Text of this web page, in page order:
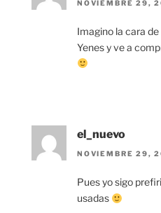
NOVIEMBRE 29,
Imagino la cara
Yenes y ve a
el_nuevo
NOVIEMBRE 29,
Pues yo sigo
usadas